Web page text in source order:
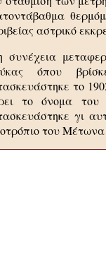
αστρικό
συνέχεια
όπου
το
το όνομα του
γι
του